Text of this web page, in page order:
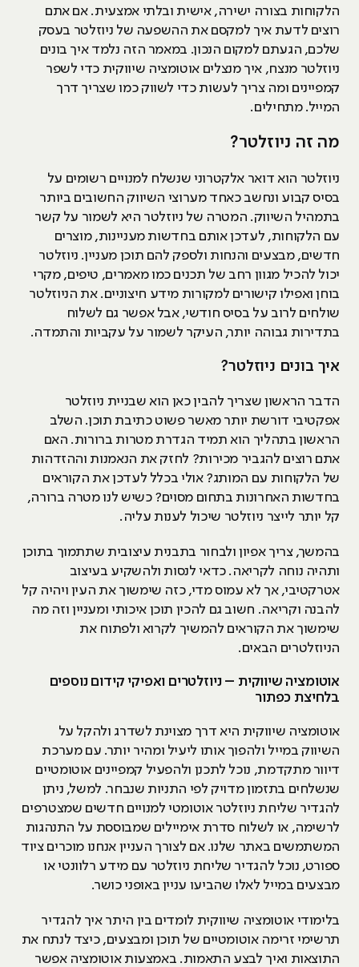
הלקוחות בצורה ישירה, אישית ובלתי אמצעית. אם אתם
רוצים לדעת איך למקסם את ההשפעה של ניוזלטר בעסק
שלכם, הגעתם למקום הנכון. במאמר הזה נלמד איך בונים
ניוזלטר מנצח, איך מנצלים אוטומציה שיווקית כדי לשפר
קמפיינים ומה צריך לעשות כדי לשווק כמו שצריך דרך
המייל. מתחילים.
מה זה ניוזלטר?
ניוזלטר הוא דואר אלקטרוני שנשלח למנויים רשומים על
בסיס קבוע ונחשב כאחד מערוצי השיווק החשובים ביותר
בתמהיל השיווק. המטרה של ניוזלטר היא לשמור על קשר
עם הלקוחות, לעדכן אותם בחדשות מעניינות, מוצרים
חדשים, מבצעים והנחות ולספק להם תוכן מעניין. ניוזלטר
יכול להכיל מגוון רחב של תכנים כמו מאמרים, טיפים, מקרי
בוחן ואפילו קישורים למקורות מידע חיצוניים. את הניוזלטר
שולחים לרוב על בסיס חודשי, אבל אפשר גם לשלוח
בתדירות גבוהה יותר, העיקר לשמור על עקביות והתמדה.
איך בונים ניוזלטר?
הדבר הראשון שצריך להבין כאן הוא שבניית ניוזלטר
אפקטיבי דורשת יותר מאשר פשוט כתיבת תוכן. השלב
הראשון בתהליך הוא תמיד הגדרת מטרות ברורות. האם
אתם רוצים להגביר מכירות? לחזק את הנאמנות וההזדהות
של הלקוחות עם המותג? אולי בכלל לעדכן את הקוראים
בחדשות האחרונות בתחום מסוים? כשיש לנו מטרה ברורה,
קל יותר לייצר ניוזלטר שיכול לענות עליה.
בהמשך, צריך אפיון ולבחור בתבנית עיצובית שתתמוך בתוכן
ותהיה נוחה לקריאה. כדאי לנסות ולהשקיע בעיצוב
אטרקטיבי, אך לא עמוס מדי, כזה שימשוך את העין ויהיה קל
להבנה וקריאה. חשוב גם להכין תוכן איכותי ומעניין וזה מה
שימשוך את הקוראים להמשיך לקרוא ולפתוח את
הניוזלטרים הבאים.
אוטומציה שיווקית – ניוזלטרים ואפיקי קידום נוספים
בלחיצת כפתור
אוטומציה שיווקית היא דרך מצוינת לשדרג ולהקל על
השיווק במייל ולהפוך אותו ליעיל ומהיר יותר. עם מערכת
דיוור מתקדמת, נוכל לתכנן ולהפעיל קמפיינים אוטומטיים
שנשלחים בתזמון מדויק לפי התניות שנבחר. למשל, ניתן
להגדיר שליחת ניוזלטר אוטומטי למנויים חדשים שמצטרפים
לרשימה, או לשלוח סדרת אימיילים שמבוססת על התנהגות
המשתמשים באתר שלנו. אם לצורך העניין אנחנו מוכרים ציוד
ספורט, נוכל להגדיר שליחת ניוזלטר עם מידע רלוונטי או
מבצעים במייל לאלו שהביעו עניין באופני כושר.
בלימודי אוטומציה שיווקית לומדים בין היתר איך להגדיר
תרשימי זרימה אוטומטיים של תוכן ומבצעים, כיצד לנתח את
התוצאות ואיך לבצע התאמות. באמצעות אוטומציה אפשר